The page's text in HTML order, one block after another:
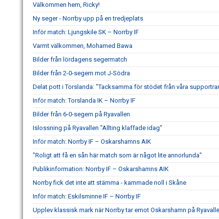
Välkommen hem, Ricky!
Ny seger - Norrby upp på en tredjeplats
Inför match: Ljungskile SK – Norrby IF
Varmt välkommen, Mohamed Bawa
Bilder från lördagens segermatch
Bilder från 2-0-segern mot J-Södra
Delat pott i Torslanda: "Tacksamma för stödet från våra
Inför match: Torslanda IK – Norrby IF
Bilder från 6-0-segern på Ryavallen
Islossning på Ryavallen "Allting klaffade idag"
Inför match: Norrby IF – Oskarshamns AIK
"Roligt att få en sån här match som är något lite annorlunda"
Publikinformation: Norrby IF – Oskarshamns AIK
Norrby fick det inte att stämma - kammade noll i Skåne
Inför match: Eskilsminne IF – Norrby IF
Upplev klassisk mark när Norrby tar emot Oskarshamn på